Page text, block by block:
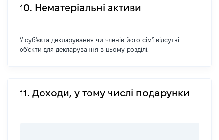
10. Нематеріальні активи
У суб'єкта декларування чи членів його сім'ї відсутні
об'єкти для декларування в цьому розділі.
11. Доходи, у тому числі подарунки